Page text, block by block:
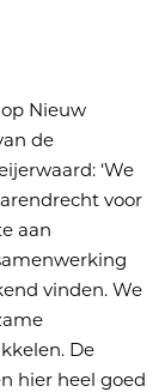
Nieuw
de
‘We
voor
aan
vinden. We
De
hier heel goed